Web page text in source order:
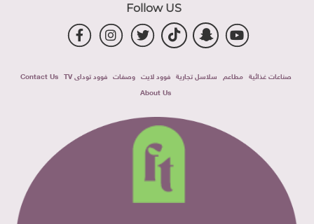
Follow US
صناعات غذائية مطاعم سلاسل تجارية فوود لايت وصفات فوود توداى TV
Contact Us
About Us